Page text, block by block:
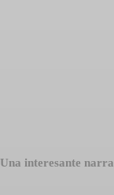
Una interesante